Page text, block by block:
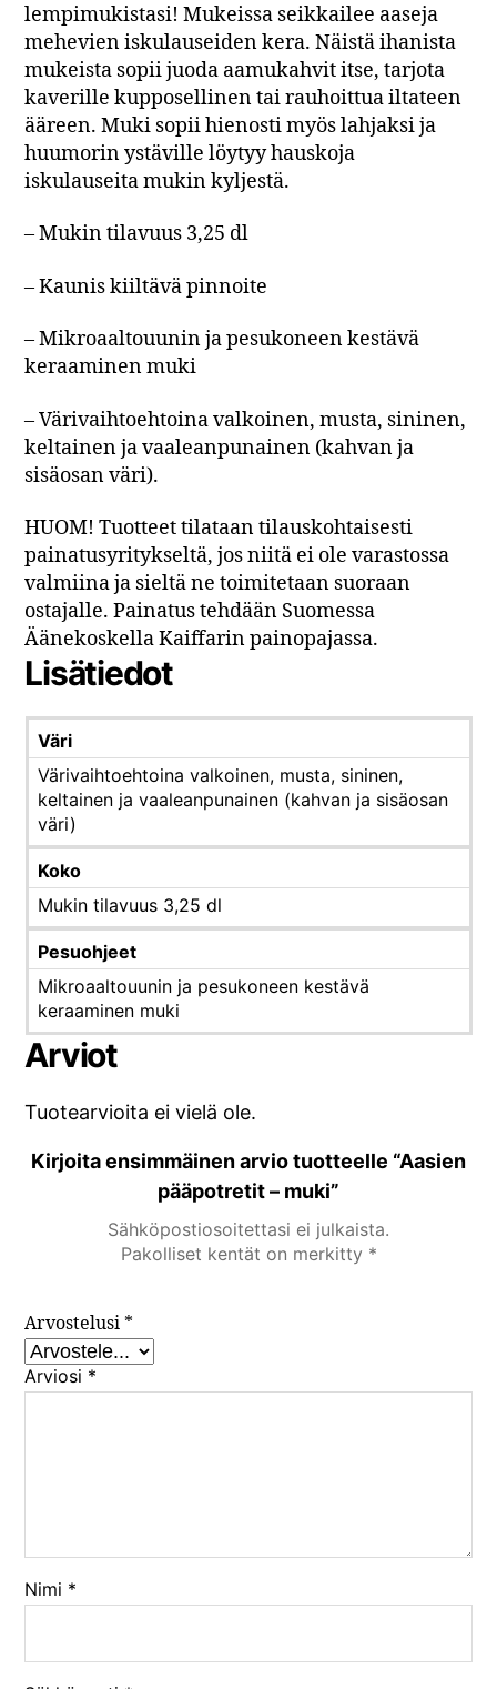
lempimukistasi! Mukeissa seikkailee aaseja
mehevien iskulauseiden kera. Näistä ihanista
mukeista sopii juoda aamukahvit itse, tarjota
kaverille kupposellinen tai rauhoittua iltateen
ääreen. Muki sopii hienosti myös lahjaksi ja
huumorin ystäville löytyy hauskoja
iskulauseita mukin kyljestä.
– Mukin tilavuus 3,25 dl
– Kaunis kiiltävä pinnoite
– Mikroaaltouunin ja pesukoneen kestävä
keraaminen muki
– Värivaihtoehtoina valkoinen, musta, sininen,
keltainen ja vaaleanpunainen (kahvan ja
sisäosan väri).
HUOM! Tuotteet tilataan tilauskohtaisesti
painatusyritykseltä, jos niitä ei ole varastossa
valmiina ja sieltä ne toimitetaan suoraan
ostajalle. Painatus tehdään Suomessa
Äänekoskella Kaiffarin painopajassa.
Lisätiedot
Väri
Värivaihtoehtoina valkoinen, musta, sininen,
keltainen ja vaaleanpunainen (kahvan ja sisäosan
väri)
Koko
Mukin tilavuus 3,25 dl
Pesuohjeet
Mikroaaltouunin ja pesukoneen kestävä
keraaminen muki
Arviot
Tuotearvioita ei vielä ole.
Kirjoita ensimmäinen arvio tuotteelle “Aasien
pääpotretit – muki”
Sähköpostiosoitettasi ei julkaista.
Pakolliset kentät on merkitty *
Arvostelusi *
Arviosi *
Nimi *